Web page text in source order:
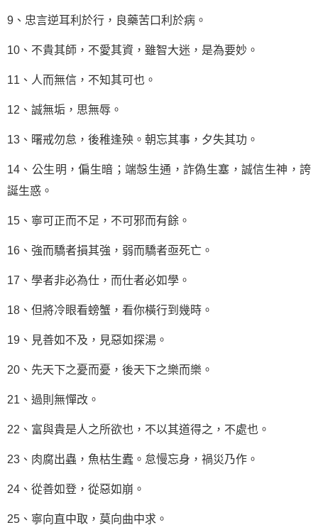
9、忠言逆耳利於行，良藥苦口利於病。
10、不貴其師，不愛其資，雖智大迷，是為要妙。
11、人而無信，不知其可也。
12、誠無垢，思無辱。
13、曙戒勿怠，後稚逢殃。朝忘其事，夕失其功。
14、公生明，偏生暗；端愨生通，詐偽生塞， 誠信生神，誇
誕生惑。
15、寧可正而不足，不可邪而有餘。
16、強而驕者損其強，弱而驕者亟死亡。
17、學者非必為仕，而仕者必如學。
18、但將冷眼看螃蟹，看你橫行到幾時。
19、見善如不及，見惡如探湯。
20、先天下之憂而憂，後天下之樂而樂。
21、過則無憚改。
22、富與貴是人之所欲也，不以其道得之，不處也。
23、肉腐出蟲，魚枯生蠹。怠慢忘身，禍災乃作。
24、從善如登，從惡如崩。
25、寧向直中取，莫向曲中求。